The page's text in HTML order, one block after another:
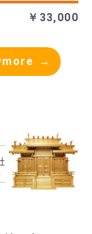
￥33,000